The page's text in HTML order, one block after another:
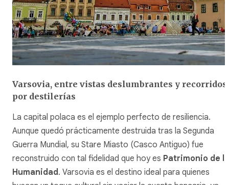
Varsovia, entre vistas deslumbrantes y recorridos
por destilerías
La capital polaca es el ejemplo perfecto de resiliencia.
Aunque quedó prácticamente destruida tras la Segunda
Guerra Mundial, su Stare Miasto (Casco Antiguo) fue
reconstruido con tal fidelidad que hoy es Patrimonio de la
Humanidad . Varsovia es el destino ideal para quienes